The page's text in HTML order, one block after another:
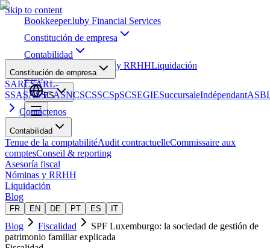
Skip to content
Bookkeeper.luby Financial Services
Constitución de empresa
Contabilidad
Nóminas y RRHHLiquidación
Blog
ES
Constitución de empresa
SARLSARL-
SSASASSCASNCSCSSCSpSCSEGIESuccursaleIndépendant
Contáctenos
Contabilidad
Tenue de la comptabilitéAudit contractuelleCommissaire aux
comptesConseil & reporting
Asesoría fiscal
Nóminas y RRHH
Liquidación
Blog
FR EN DE PT ES IT
Blog Fiscalidad
SPF Luxemburgo: la sociedad de gestión de
patrimonio familiar explicada